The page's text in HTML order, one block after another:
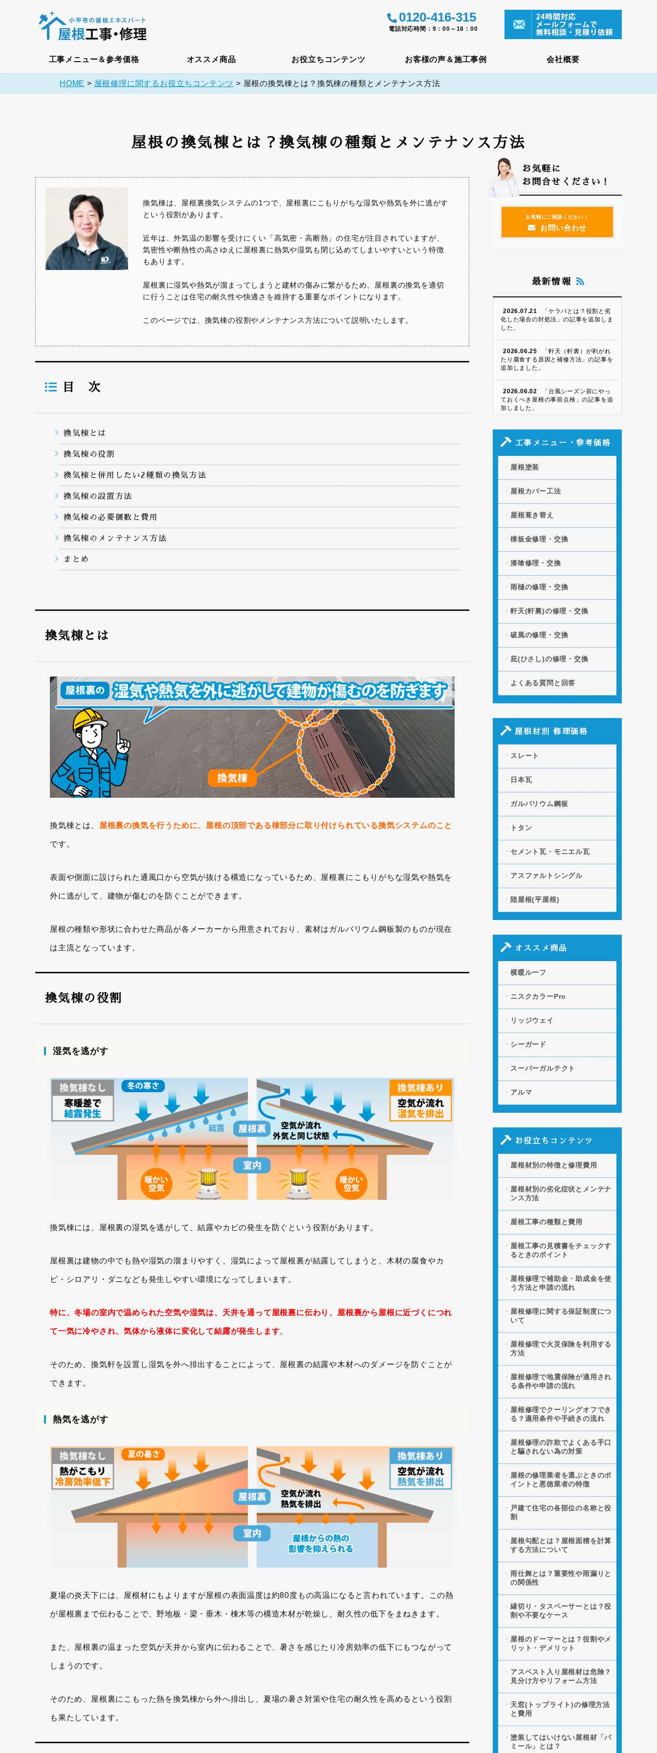
0120-416-315
電話対応時間：9：00～18：00
工事メニュー＆参考価格 オススメ商品 お役立ちコンテンツ お客様の声＆施工事例 会社概要
HOME > 屋根修理に関するお役立ちコンテンツ > 屋根の換気棟とは？換気棟の種類とメンテナンス方法
屋根の換気棟とは？換気棟の種類とメンテナンス方法
換気棟は、屋根裏換気システムの1つで、屋根裏にこもりがちな湿気や熱気を外に逃がす
という役割があります。
近年は、外気温の影響を受けにくい「高気密・高断熱」の住宅が注目されていますが、
気密性や断熱性の高さゆえに屋根裏に熱気や湿気も閉じ込めてしまいやすいという特徴
もあります。
屋根裏に湿気や熱気が溜まってしまうと建材の傷みに繋がるため、屋根裏の換気を適切
に行うことは住宅の耐久性や快適さを維持する重要なポイントになります。
このページでは、換気棟の役割やメンテナンス方法について説明いたします。
目 次
換気棟とは
換気棟の役割
換気棟と併用したい2種類の換気方法
換気棟の設置方法
換気棟の必要個数と費用
換気棟のメンテナンス方法
まとめ
換気棟とは
換気棟とは、 屋根裏の換気を行うために、屋根の頂部である棟部分に取り付けられている換気システムのこと
です。
表面や側面に設けられた通風口から空気が抜ける構造になっているため、屋根裏にこもりがちな湿気や熱気を
外に逃がして、建物が傷むのを防ぐことができます。
屋根の種類や形状に合わせた商品が各メーカーから用意されており、素材はガルバリウム鋼板製のものが現在
は主流となっています。
換気棟の役割
湿気を逃がす
換気棟には、屋根裏の湿気を逃がして、結露やカビの発生を防ぐという役割があります。
屋根裏は建物の中でも熱や湿気の溜まりやすく、湿気によって屋根裏が結露してしまうと、木材の腐食やカ
ビ・シロアリ・ダニなども発生しやすい環境になってしまいます。
特に、冬場の室内で温められた空気や湿気は、天井を通って屋根裏に伝わり、屋根裏から屋根に近づくにつれ
て一気に冷やされ、気体から液体に変化して結露が発生します。
そのため、換気軒を設置し湿気を外へ排出することによって、屋根裏の結露や木材へのダメージを防ぐことが
できます。
熱気を逃がす
夏場の炎天下には、屋根材にもよりますが屋根の表面温度は約80度もの高温になると言われています。この熱
が屋根裏まで伝わることで、野地板・梁・垂木・棟木等の構造木材が乾燥し、耐久性の低下をまねきます。
また、屋根裏の温まった空気が天井から室内に伝わることで、暑さを感じたり冷房効率の低下にもつながって
しまうのです。
そのため、屋根裏にこもった熱を換気棟から外へ排出し、夏場の暑さ対策や住宅の耐久性を高めるという役割
も果たしています。
お気軽に
お問合せください！
お気軽にご相談ください！
お問い合わせ
最新情報
2026.07.21
「ケラバとは？役割と劣
化した場合の対処法」の記事を追加しま
した。
2026.06.25
「軒天（軒裏）が剥がれ
たり腐食する原因と補修方法」の記事を
追加しました。
2026.06.02
「台風シーズン前にやっ
ておくべき屋根の事前点検」の記事を追
加しました。
2026.05.09
「瓦屋根のズレ・割れの
原因と部分修理の方法」の記事を追加し
ました。
2026.04.06
欠けを放置するとどうなる？修理方法と
費用」の記事を追加しました。
2026.03.11
「凍害による屋根への被
害とは？起きやすい条件や予防策」の記
事を追加しました。
2026.01.20
「屋根の断熱・遮熱性を
向上させる方法とは？」の記事を追加し
ました。
2025.12.09
「屋根の色褪せの原因と
は？美観と機能性を守る塗装タイミン
グ」の記事を追加しました。
工事メニュー・参考価格
屋根塗装
屋根カバー工法
屋根葺き替え
棟板金修理・交換
漆喰修理・交換
雨樋の修理・交換
軒天(軒裏)の修理・交換
破風の修理・交換
庇(ひさし)の修理・交換
よくある質問と回答
屋根材別 修理価格
スレート
日本瓦
ガルバリウム鋼板
トタン
セメント瓦・モニエル瓦
アスファルトシングル
陸屋根(平屋根)
オススメ商品
横暖ルーフ
ニスクカラーPro
リッジウェイ
シーガード
スーパーガルテクト
アルマ
お役立ちコンテンツ
屋根材別の特徴と修理費用
屋根材別の劣化症状とメンテナ
ンス方法
屋根工事の種類と費用
屋根工事の見積書をチェックす
るときのポイント
屋根修理で補助金・助成金を使
う方法と申請の流れ
屋根修理に関する保証制度につ
いて
屋根修理で火災保険を利用する
方法
屋根修理で地震保険が適用され
る条件や申請の流れ
屋根修理でクーリングオフでき
る？適用条件や手続きの流れ
屋根修理の詐欺でよくある手口
と騙されない為の対策
屋根の修理業者を選ぶときのポ
イントと悪徳業者の特徴
戸建て住宅の各部位の名称と役
割
屋根勾配とは？屋根面積を計算
する方法について
雨仕舞とは？重要性や雨漏りと
の関係性
縁切り・タスペーサーとは？役
割や不要なケース
屋根のドーマーとは？役割やメ
リット・デメリット
アスベスト入り屋根材は危険？
見分け方やリフォーム方法
天窓(トップライト)の修理方法
と費用
塗装してはいけない屋根材「パ
ミール」とは？